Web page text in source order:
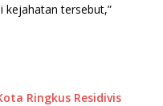
kejahatan tersebut,”
Ringkus Residivis